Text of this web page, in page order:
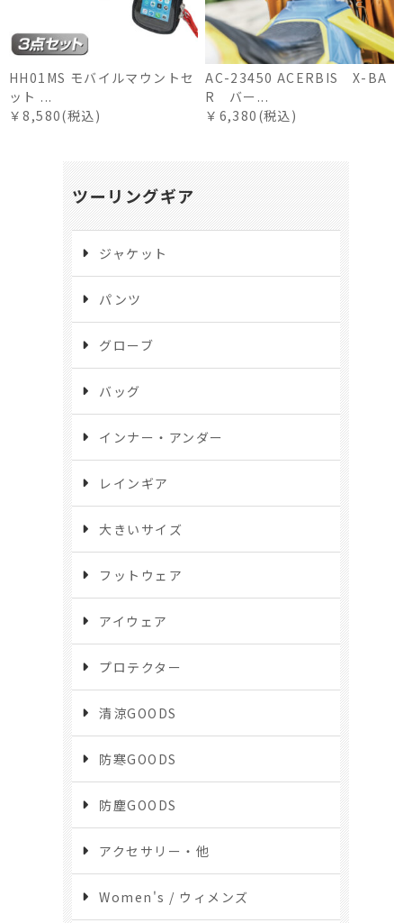
HH01MS モバイルマウントセ
ット ...
￥8,580(税込)
AC-23450 ACERBIS X-BA
R バー...
￥6,380(税込)
ツーリングギア
ジャケット
パンツ
グローブ
バッグ
インナー・アンダー
レインギア
大きいサイズ
フットウェア
アイウェア
プロテクター
清涼GOODS
防寒GOODS
防塵GOODS
アクセサリー・他
Women's / ウィメンズ